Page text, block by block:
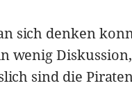
sich denken
wenig
sind die